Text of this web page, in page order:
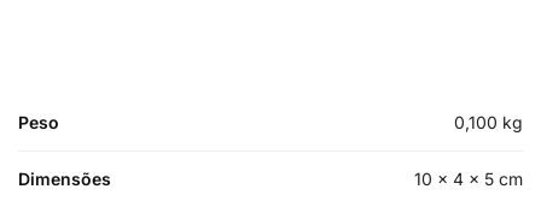
Peso 0,100 kg
Dimensões 10 × 4 × 5 cm